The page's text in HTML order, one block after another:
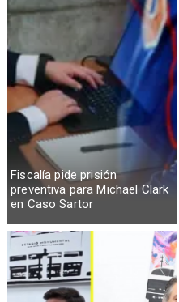
Fiscalía pide prisión
preventiva para Michael Clark
en Caso Sartor